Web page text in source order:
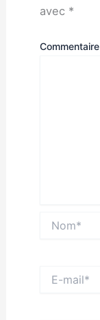
avec *
Commentaire
mail*